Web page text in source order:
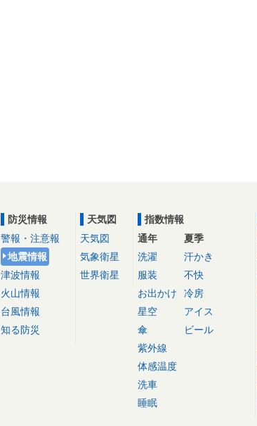
防災情報
警報・注意報
地震情報
津波情報
火山情報
台風情報
知る防災
天気図
天気図
気象衛星
世界衛星
指数情報
通年
洗濯
服装
お出かけ
星空
傘
紫外線
体感温度
洗車
睡眠
夏季
汗かき
不快
冷房
アイス
ビール